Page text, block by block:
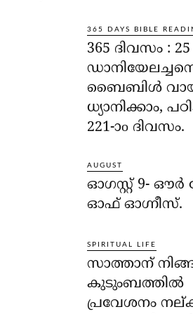
365 DAYS BIBLE
365 ദിവസം : 25
ബൈബിൾ
ധ്യാനിക്കാം,
221-ാo ദിവസം.
AUGUST
ഓഗസ്റ്റ് 9- ഔര്‍
ഓഫ് ഓഗ്നീസ്.
SPIRITUAL LIFE
സാത്താന്
കുടുംബത്തില്‍
പ്രവേശനം